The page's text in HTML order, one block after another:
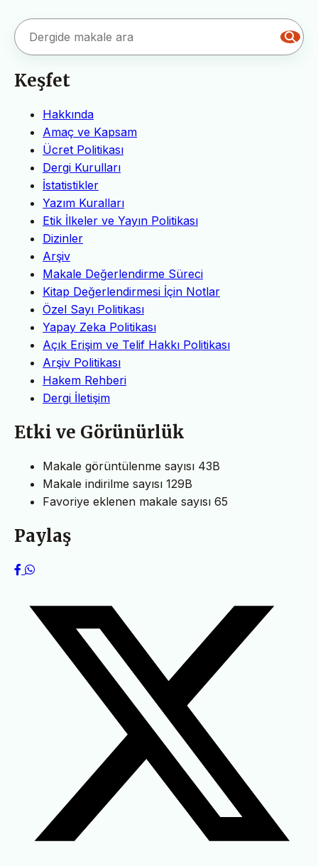
Keşfet
Hakkında
Amaç ve Kapsam
Ücret Politikası
Dergi Kurulları
İstatistikler
Yazım Kuralları
Etik İlkeler ve Yayın Politikası
Dizinler
Arşiv
Makale Değerlendirme Süreci
Kitap Değerlendirmesi İçin Notlar
Özel Sayı Politikası
Yapay Zeka Politikası
Açık Erişim ve Telif Hakkı Politikası
Arşiv Politikası
Hakem Rehberi
Dergi İletişim
Etki ve Görünürlük
Makale görüntülenme sayısı 43B
Makale indirilme sayısı 129B
Favoriye eklenen makale sayısı 65
Paylaş